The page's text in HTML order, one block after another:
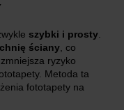
szybki i prosty
ściany , co
ryzyko
Metoda ta
fototapety na